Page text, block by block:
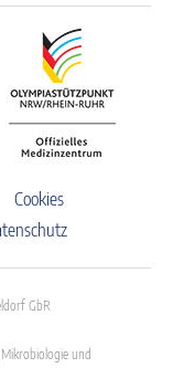
Cookies
GbR
und